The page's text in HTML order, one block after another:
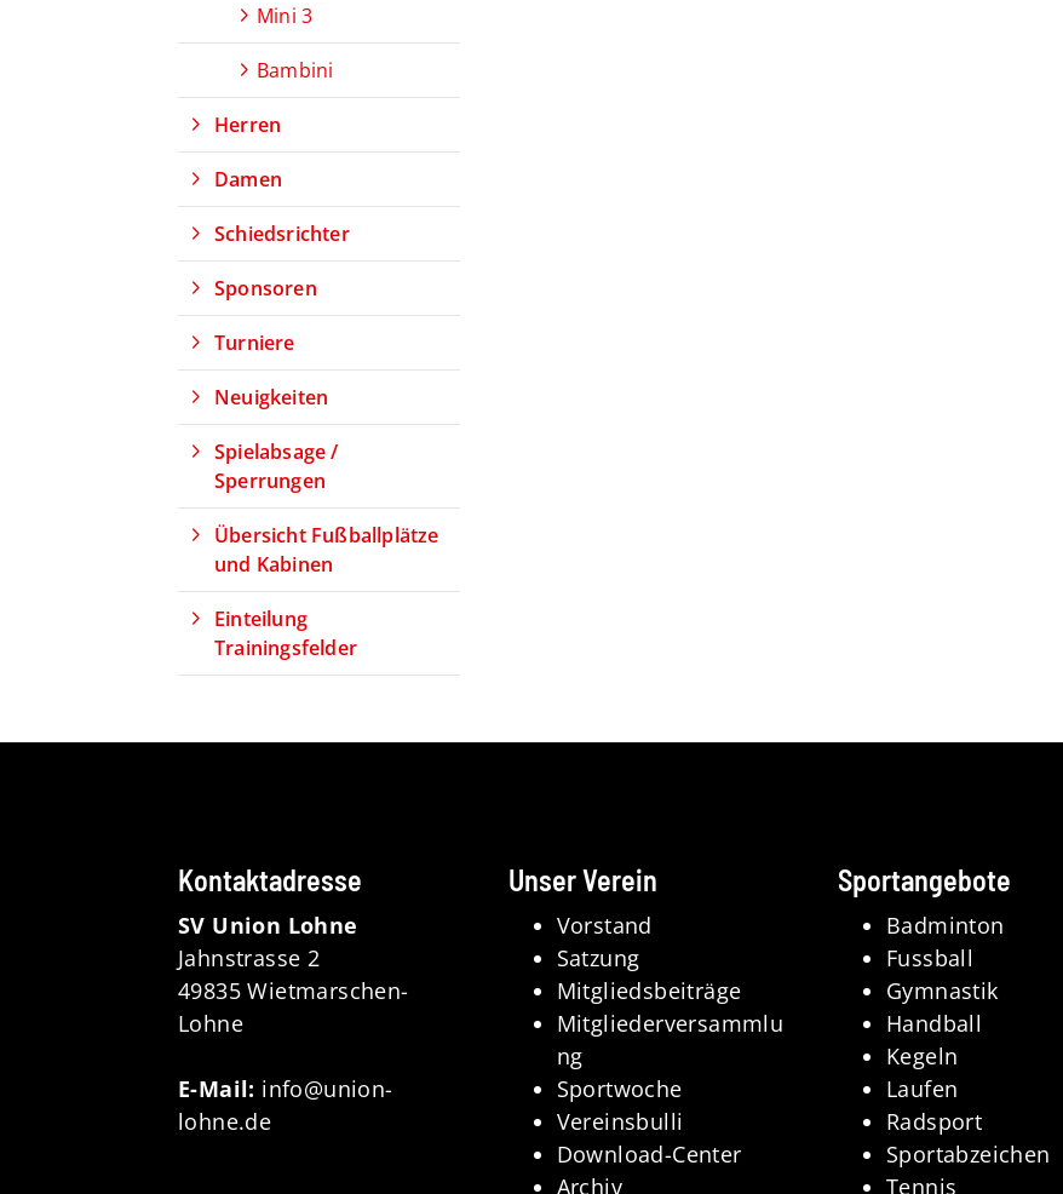
Mini 3
Bambini
Herren
Damen
Schiedsrichter
Sponsoren
Turniere
Neuigkeiten
Spielabsage /
Sperrungen
Übersicht Fußballplätze
und Kabinen
Einteilung
Trainingsfelder
Kontaktadresse
SV Union Lohne
Jahnstrasse 2
49835 Wietmarschen-
Lohne
E-Mail: info@union-
lohne.de
Unser Verein
Vorstand
Satzung
Mitgliedsbeiträge
Mitgliederversammlu
ng
Sportwoche
Vereinsbulli
Download-Center
Archiv
Sportangebote
Badminton
Fussball
Gymnastik
Handball
Kegeln
Laufen
Radsport
Sportabzeichen
Tennis